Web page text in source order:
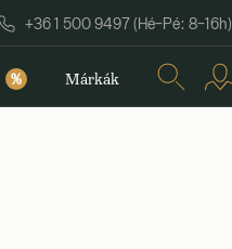
+36 1 500 9497 (Hé–Pé: 8–16h)
% Márkák